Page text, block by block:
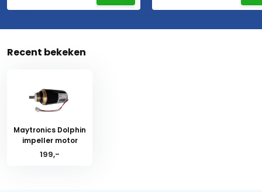
Recent bekeken
Maytronics Dolphin
impeller motor
199,-